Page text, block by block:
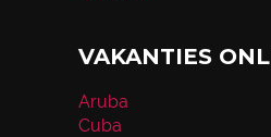
VAKANTIES
Aruba
Cuba